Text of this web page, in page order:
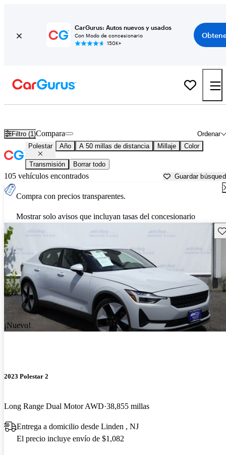
CarGurus: Autos nuevos y usados
Con Modo de concesionario
150K+
Filtro (1) Ordenar
Compara
Polestar Año A 50 millas de distancia Millaje Color
Transmisión Borrar todo
105 vehículos encontrados Guardar
Compra con precios transparentes.
Mostrar solo avisos que incluyan tasas del concesionario
¡Nuevo!
2023 Polestar 2
Long Range Dual Motor AWD 38,855 millas
Entrega a domicilio desde Linden , NJ
El precio incluye envío de $1,082